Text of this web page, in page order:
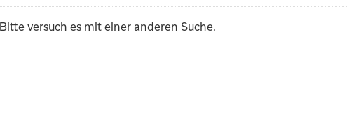
Bitte versuch es mit einer anderen Suche.